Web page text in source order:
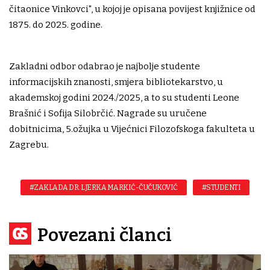
čitaonice Vinkovci", u kojoj je opisana povijest knjižnice od
1875. do 2025. godine.
Zakladni odbor odabrao je najbolje studente
informacijskih znanosti, smjera bibliotekarstvo, u
akademskoj godini 2024./2025, a to su studenti Leone
Brašnić i Sofija Silobrčić. Nagrade su uručene
dobitnicima, 5.ožujka u Vijećnici Filozofskoga fakulteta u
Zagrebu.
#ZAKLADA DR. LJERKA MARKIĆ-ČUČUKOVIĆ #STUDENTI
Povezani članci